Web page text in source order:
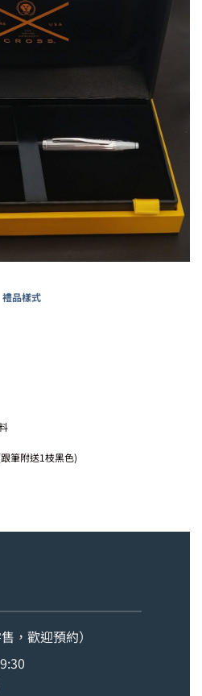
禮品樣式
筆附送1枝黑色)
，歡迎預約）